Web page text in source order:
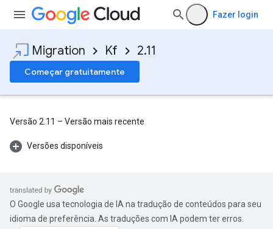
Fazer login
Migration Kf 2.11
Começar gratuitamente
Versão 2.11 – Versão mais recente
Versões disponíveis
O Google usa tecnologia de IA na tradução de conteúdos para seu
idioma de preferência. As traduções com IA podem ter erros.